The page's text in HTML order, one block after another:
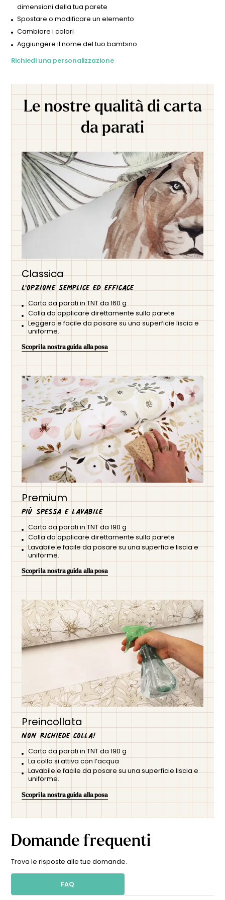
dimensioni della tua parete
Spostare o modificare un elemento
Cambiare i colori
Aggiungere il nome del tuo bambino
Richiedi una personalizzazione
Le nostre qualità di carta
da parati
Classica
L'opzione semplice ed efficace
Carta da parati in TNT da 160 g
Colla da applicare direttamente sulla parete
Leggera e facile da posare su una superficie liscia e
uniforme.
Scopri la nostra guida alla posa
Premium
Più spessa e lavabile
Carta da parati in TNT da 190 g
Colla da applicare direttamente sulla parete
Lavabile e facile da posare su una superficie liscia e
uniforme.
Scopri la nostra guida alla posa
Preincollata
Non richiede colla!
Carta da parati in TNT da 190 g
La colla si attiva con l’acqua
Lavabile e facile da posare su una superficie liscia e
uniforme.
Scopri la nostra guida alla posa
Domande frequenti
Trova le risposte alle tue domande.
FAQ